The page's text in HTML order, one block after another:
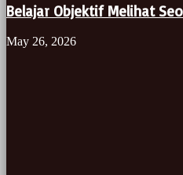
Belajar Objektif Melihat
May 26, 2026